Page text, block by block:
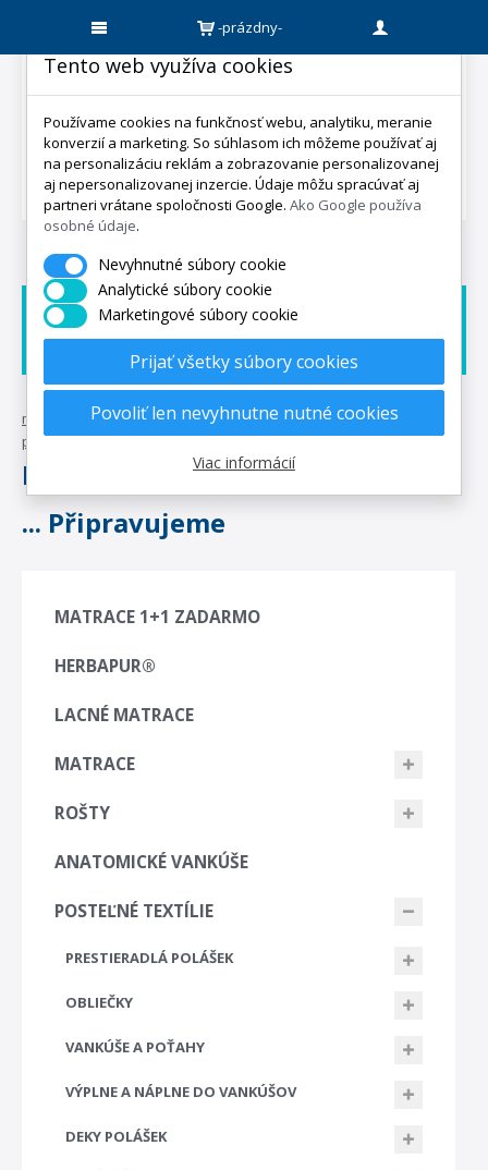
-prázdny-
Doprava zadarmo
Dárek zadarmo
Expedicia do 5 dní
mpo-matrace.sk • posteľné textílie•ložnice•přikrývky a
polštáře•přikrývky
Přikrývky
... Připravujeme
MATRACE 1+1 ZADARMO
HERBAPUR®
LACNÉ MATRACE
MATRACE
ROŠTY
ANATOMICKÉ VANKÚŠE
POSTEĽNÉ TEXTÍLIE
PRESTIERADLÁ POLÁŠEK
OBLIEČKY
VANKÚŠE A POŤAHY
VÝPLNE A NÁPLNE DO VANKÚŠOV
DEKY POLÁŠEK
Tento web využíva cookies
Používame cookies na funkčnosť webu, analytiku, meranie
konverzií a marketing. So súhlasom ich môžeme používať aj
na personalizáciu reklám a zobrazovanie personalizovanej
aj nepersonalizovanej inzercie. Údaje môžu spracúvať aj
partneri vrátane spoločnosti Google. Ako Google používa
osobné údaje.
Nevyhnutné súbory cookie
Analytické súbory cookie
Marketingové súbory cookie
Prijať všetky súbory cookies
Povoliť len nevyhnutne nutné cookies
Viac informácií